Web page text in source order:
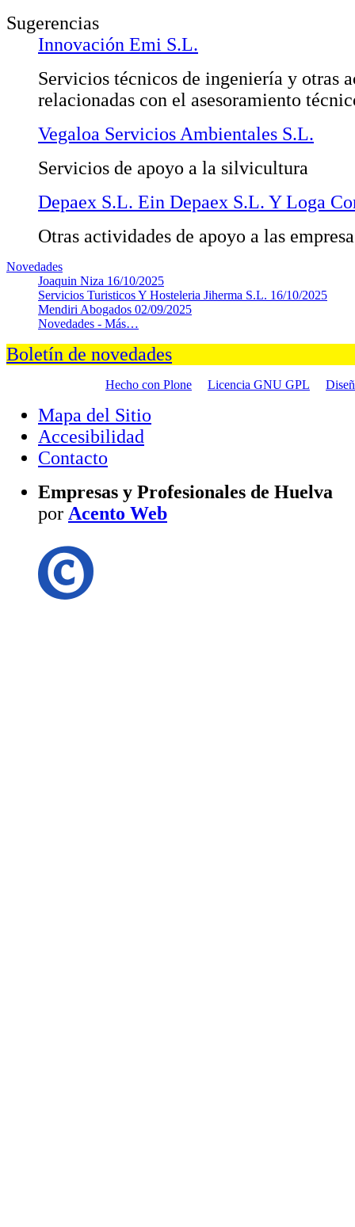
Sugerencias
Innovación Emi S.L.
Servicios técnicos de ingeniería y otras
relacionadas con el asesoramiento
Vegaloa Servicios Ambientales S.L.
Servicios de apoyo a la silvicultura
Depaex S.L. Ein Depaex S.L. Y Loga
Otras actividades de apoyo a las
Novedades
Joaquin Niza 16/10/2025
Servicios Turisticos Y Hosteleria Jiherma S.L. 16/10/2025
Mendiri Abogados 02/09/2025
Novedades - Más…
Boletín de novedades
Hecho con Plone Licencia GNU GPL
Mapa del Sitio
Accesibilidad
Contacto
Empresas y Profesionales de Huelva
por Acento Web